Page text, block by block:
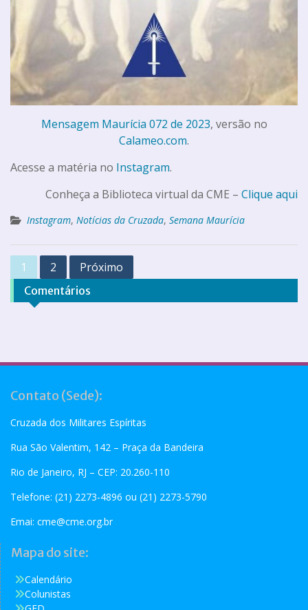
Mensagem Maurícia 072 de 2023, versão no
Calameo.com.
Acesse a matéria no Instagram.
Conheça a Biblioteca virtual da CME – Clique aqui
Instagram, Notícias da Cruzada, Semana Maurícia
1 2 Próximo
Comentários
Contato (Sede):
Cruzada dos Militares Espíritas
Rua São Valentim, 142 – Praça da Bandeira
Rio de Janeiro, RJ – CEP: 20.260-110
Telefone: (21) 2273-4896 ou (21) 2273-5790
Emai: cme@cme.org.br
Mapa do site:
Calendário
Colunistas